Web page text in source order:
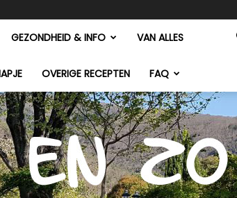
GEZONDHEID & INFO VAN ALLES
OVERIGE RECEPTEN FAQ